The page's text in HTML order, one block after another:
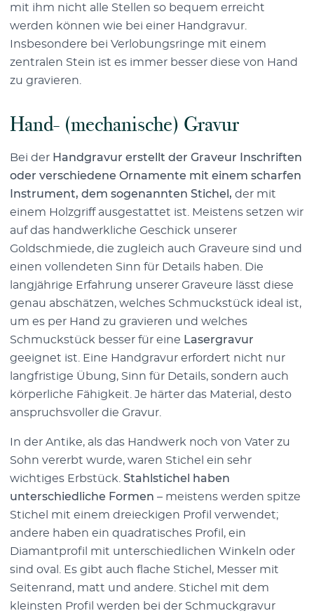
mit ihm nicht alle Stellen so bequem erreicht
werden können wie bei einer Handgravur.
Insbesondere bei Verlobungsringe mit einem
zentralen Stein ist es immer besser diese von Hand
zu gravieren.
Hand- (mechanische) Gravur
Bei der Handgravur erstellt der Graveur Inschriften
oder verschiedene Ornamente mit einem scharfen
Instrument, dem sogenannten Stichel, der mit
einem Holzgriff ausgestattet ist. Meistens setzen wir
auf das handwerkliche Geschick unserer
Goldschmiede, die zugleich auch Graveure sind und
einen vollendeten Sinn für Details haben. Die
langjährige Erfahrung unserer Graveure lässt diese
genau abschätzen, welches Schmuckstück ideal ist,
um es per Hand zu gravieren und welches
Schmuckstück besser für eine Lasergravur
geeignet ist. Eine Handgravur erfordert nicht nur
langfristige Übung, Sinn für Details, sondern auch
körperliche Fähigkeit. Je härter das Material, desto
anspruchsvoller die Gravur.
In der Antike, als das Handwerk noch von Vater zu
Sohn vererbt wurde, waren Stichel ein sehr
wichtiges Erbstück. Stahlstichel haben
unterschiedliche Formen – meistens werden spitze
Stichel mit einem dreieckigen Profil verwendet;
andere haben ein quadratisches Profil, ein
Diamantprofil mit unterschiedlichen Winkeln oder
sind oval. Es gibt auch flache Stichel, Messer mit
Seitenrand, matt und andere. Stichel mit dem
kleinsten Profil werden bei der Schmuckgravur